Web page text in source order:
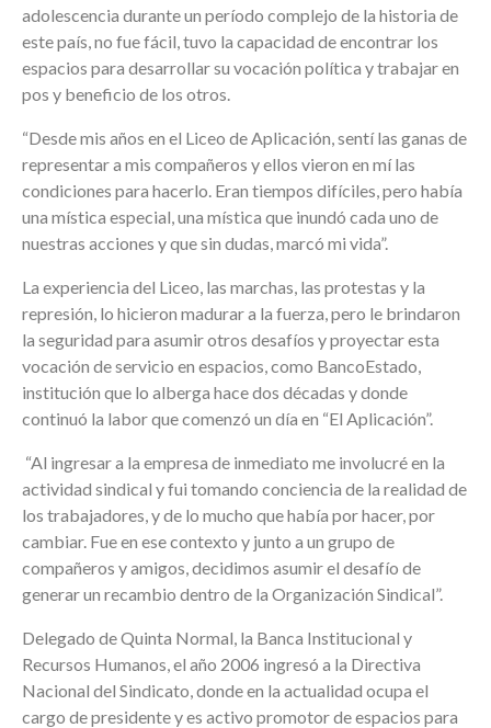
adolescencia durante un período complejo de la historia de
este país, no fue fácil, tuvo la capacidad de encontrar los
espacios para desarrollar su vocación política y trabajar en
pos y beneficio de los otros.
“Desde mis años en el Liceo de Aplicación, sentí las ganas de
representar a mis compañeros y ellos vieron en mí las
condiciones para hacerlo. Eran tiempos difíciles, pero había
una mística especial, una mística que inundó cada uno de
nuestras acciones y que sin dudas, marcó mi vida”.
La experiencia del Liceo, las marchas, las protestas y la
represión, lo hicieron madurar a la fuerza, pero le brindaron
la seguridad para asumir otros desafíos y proyectar esta
vocación de servicio en espacios, como BancoEstado,
institución que lo alberga hace dos décadas y donde
continuó la labor que comenzó un día en “El Aplicación”.
“Al ingresar a la empresa de inmediato me involucré en la
actividad sindical y fui tomando conciencia de la realidad de
los trabajadores, y de lo mucho que había por hacer, por
cambiar. Fue en ese contexto y junto a un grupo de
compañeros y amigos, decidimos asumir el desafío de
generar un recambio dentro de la Organización Sindical”.
Delegado de Quinta Normal, la Banca Institucional y
Recursos Humanos, el año 2006 ingresó a la Directiva
Nacional del Sindicato, donde en la actualidad ocupa el
cargo de presidente y es activo promotor de espacios para